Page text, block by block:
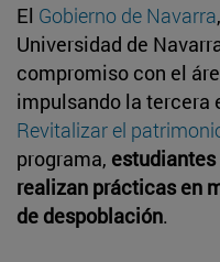
El Gobierno de Navarra,
Universidad de
compromiso con el
impulsando la tercera
Revitalizar el
programa, estudiantes
realizan prácticas en
de despoblación.